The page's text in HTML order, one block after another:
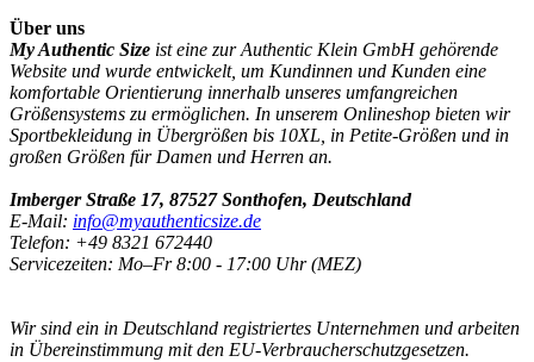
Über uns
My Authentic Size ist eine zur Authentic Klein GmbH gehörende
Website und wurde entwickelt, um Kundinnen und Kunden eine
komfortable Orientierung innerhalb unseres umfangreichen
Größensystems zu ermöglichen. In unserem Onlineshop bieten wir
Sportbekleidung in Übergrößen bis 10XL, in Petite-Größen und in
großen Größen für Damen und Herren an.
Imberger Straße 17, 87527 Sonthofen, Deutschland
E-Mail: info@myauthenticsize.de
Telefon: +49 8321 672440
Servicezeiten: Mo–Fr 8:00 - 17:00 Uhr (MEZ)
Wir sind ein in Deutschland registriertes Unternehmen und arbeiten
in Übereinstimmung mit den EU-Verbraucherschutzgesetzen.